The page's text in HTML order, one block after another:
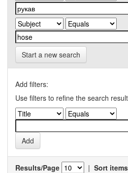
Start a new search
Add filters:
Use filters to refine the search
Results/Page | Sort